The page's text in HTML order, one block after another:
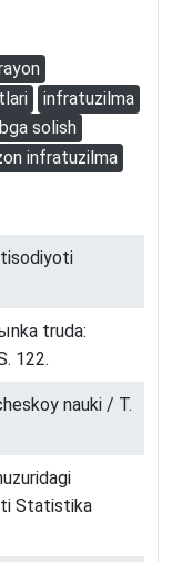
infratuzilma
solish
infratuzilma
truda:
122.
nauki / T.
Statistika